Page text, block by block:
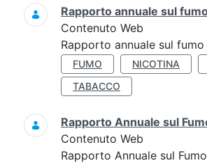
Rapporto annuale sul
Contenuto Web
Rapporto annuale sul fumo
FUMO NICOTINA
TABACCO
Rapporto Annuale sul
Contenuto Web
Rapporto Annuale sul